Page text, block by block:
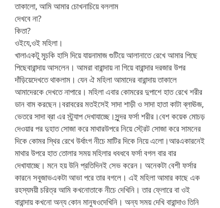
তাকালো, আমি আমার চোখনাচিয়ে বললাম
দেখবে না?
কিতা?
ওইযে,ওই মহিলা।
খালাএকটু মুচকি হাসি দিয়ে যায়নামাজ গুটিয়ে আলানাতে রেখে আমার পিছে
পিছেবারান্দায় আসলেন। আমরা বারান্দায় না গিয়ে বারান্দার দরজার উপর
দাঁড়িয়েদেখতে থাকলাম। যেন ঐ মহিলা আমাদের বারান্দায় তাকালে
আমাদেরকে দেখতে নাপারে। মহিলা এবার কোমরের দুপাশে হাত রেখে শরীর
ডান বাম করছেন।বরাবরের মতইসেই সাদা শাড়ী ও সাদা হাতা কাটা ব্লাঊজ,
ভেতরে সাদা ব্রা এর স্ট্র্যাপ দেখাযাচ্ছে।সুন্দর ফর্সা শরীর।বেশ কয়েক মোচড়
দেওয়ার পর দুহাত সোজা করে মাথারউপরে নিয়ে স্ট্রেট সোজা করে সামনের
দিকে কোমর স্থির রেখে উর্ধাংগ নীচে মাটির দিকে নিয়ে এলো।আরএকারনেই
মাথার উপরে হাত তোলার সময় মহিলার ধবধবে ফর্সা বগল বার বার
দেখাযাচ্ছে। মনে হয় উনি প্রতিদিনই সেভ করেন। অনেকটা বেশী ফর্সার
কারনে সবুজাভএকটা আভা পরে তার বগলে। এই মহিলা আমার কাছে এক
রহস্যময়ী চরিত্র আমি কখনোতাকে নীচে দেখিনি। তার ফ্লোরে বা ওই
বারান্দায় কখনো অন্য কোন মানুষওদেখিনি। অন্য সময় দেখি বারান্দাও তিনি